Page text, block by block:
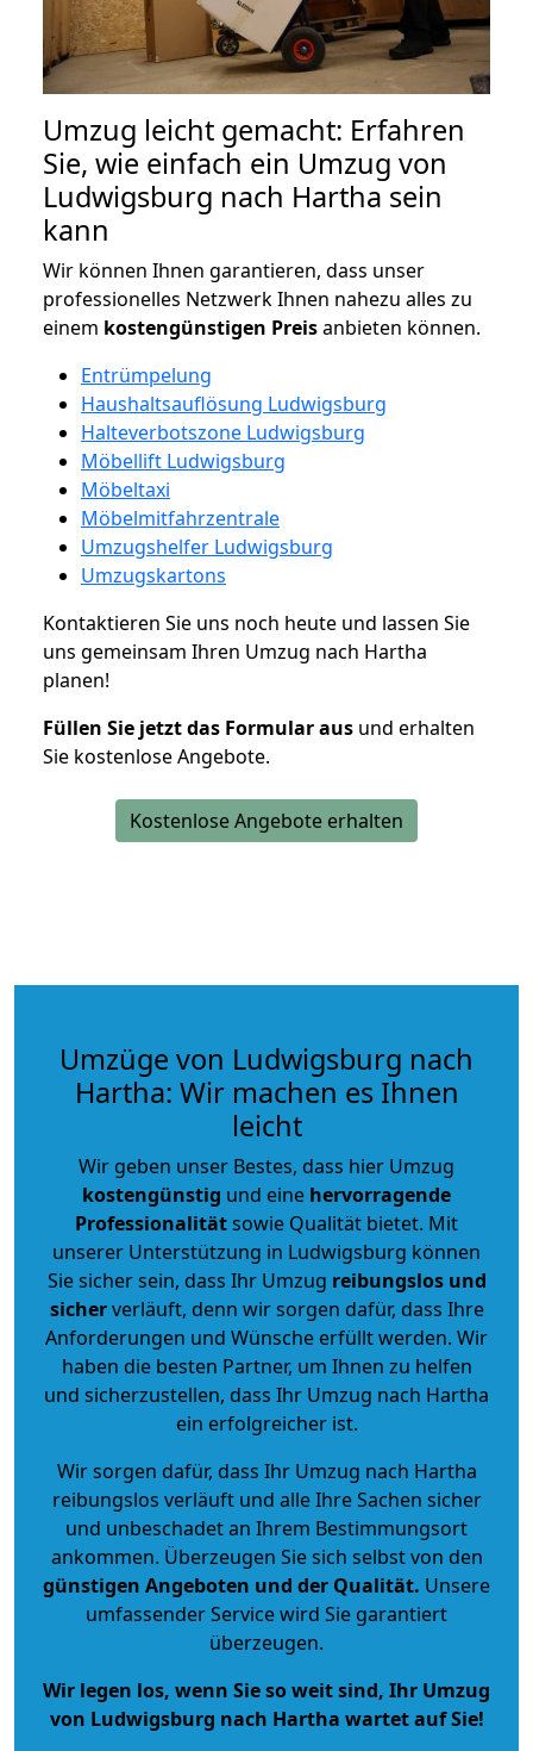
Umzug leicht gemacht: Erfahren
Sie, wie einfach ein Umzug von
Ludwigsburg nach Hartha sein
kann
Wir können Ihnen garantieren, dass unser
professionelles Netzwerk Ihnen nahezu alles zu
einem kostengünstigen Preisanbieten können.
Entrümpelung
Haushaltsauflösung Ludwigsburg
Halteverbotszone Ludwigsburg
Möbellift Ludwigsburg
Möbeltaxi
Möbelmitfahrzentrale
Umzugshelfer Ludwigsburg
Umzugskartons
Kontaktieren Sie uns noch heute und lassen Sie
uns gemeinsam Ihren Umzug nach Hartha
planen!
Füllen Sie jetzt das Formular aus und erhalten
Sie kostenlose Angebote.
Kostenlose Angebote erhalten
Umzüge von Ludwigsburg nach
Hartha: Wir machen es Ihnen
leicht
Wir geben unser Bestes, dass hier Umzug
kostengünstig und eine hervorragende
Professionalitätsowie Qualität bietet. Mit
unserer Unterstützung in Ludwigsburg können
Sie sicher sein, dass Ihr Umzug reibungslos und
sicherverläuft, denn wir sorgen dafür, dass Ihre
Anforderungen und Wünsche erfüllt werden. Wir
haben die besten Partner, um Ihnen zu helfen
und sicherzustellen, dass Ihr Umzug nach Hartha
ein erfolgreicher ist.
Wir sorgen dafür, dass Ihr Umzug nach Hartha
reibungslos verläuft und alle Ihre Sachen sicher
und unbeschadet an Ihrem Bestimmungsort
ankommen. Überzeugen Sie sich selbst von den
günstigen Angeboten und der Qualität. Unsere
umfassender Service wird Sie garantiert
überzeugen.
Wir legen los, wenn Sie so weit sind, Ihr Umzug
von Ludwigsburg nach Hartha wartet auf Sie!